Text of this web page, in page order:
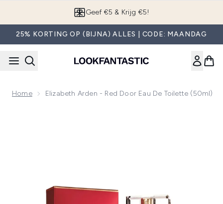
Geef €5 & Krijg €5!
25% KORTING OP (BIJNA) ALLES | CODE: MAANDAG
Home Elizabeth Arden - Red Door Eau De Toilette (50ml)